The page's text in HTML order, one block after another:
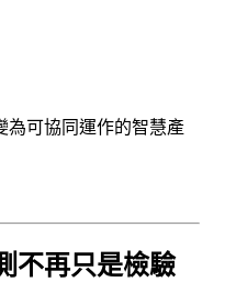
為可協同運作的智慧產
不再只是檢驗